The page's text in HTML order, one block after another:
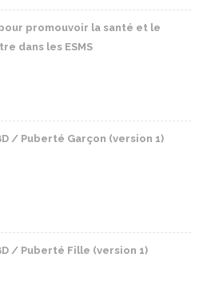
promouvoir la santé et le
dans les ESMS
/ Puberté Garçon (version 1)
/ Puberté Fille (version 1)